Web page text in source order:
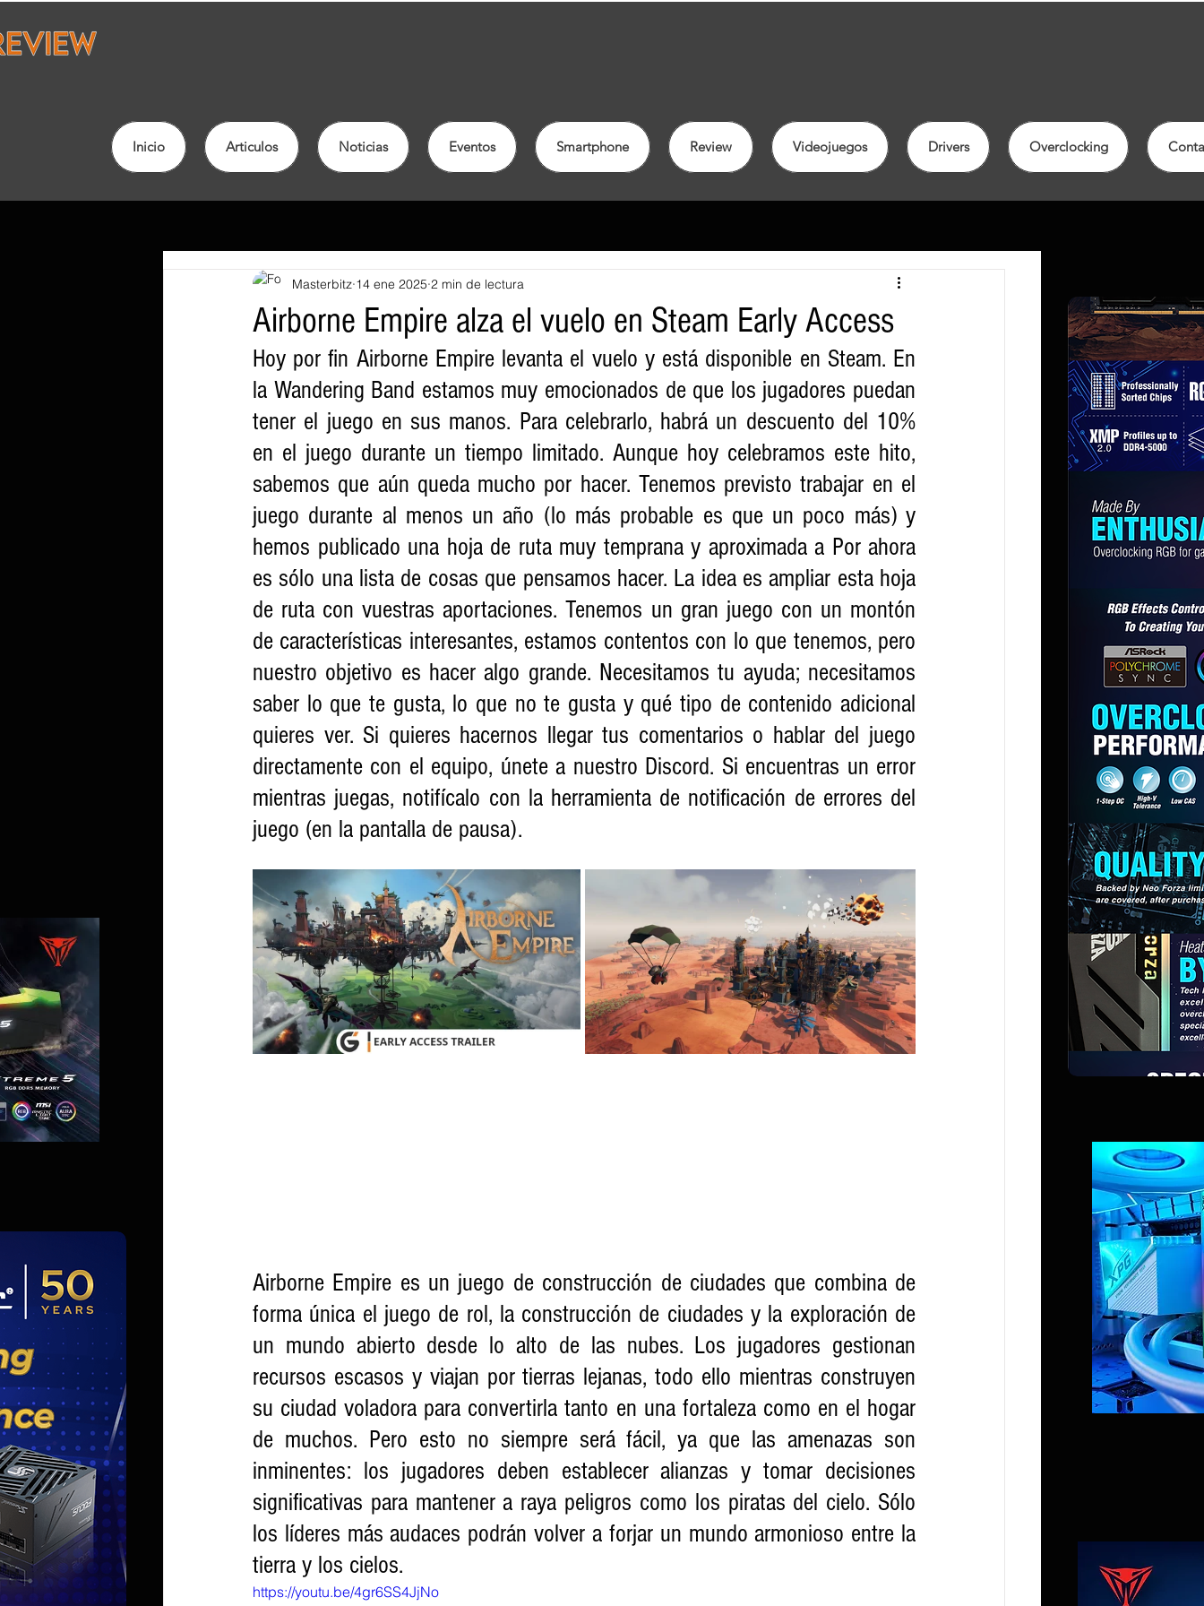
Inicio Articulos Noticias Eventos Smartphone Review Videojuegos Drivers Overclocking
Airborne Empire alza el vuelo en Steam Early Access
Masterbitz 14 ene 2025 2 min de lectura
Hoy por fin Airborne Empire levanta el vuelo y está disponible en Steam. En
la Wandering Band estamos muy emocionados de que los jugadores puedan
tener el juego en sus manos. Para celebrarlo, habrá un descuento del 10%
en el juego durante un tiempo limitado. Aunque hoy celebramos este hito,
sabemos que aún queda mucho por hacer. Tenemos previsto trabajar en el
juego durante al menos un año (lo más probable es que un poco más) y
hemos publicado una hoja de ruta muy temprana y aproximada a Por ahora
es sólo una lista de cosas que pensamos hacer. La idea es ampliar esta hoja
de ruta con vuestras aportaciones. Tenemos un gran juego con un montón
de características interesantes, estamos contentos con lo que tenemos, pero
nuestro objetivo es hacer algo grande. Necesitamos tu ayuda; necesitamos
saber lo que te gusta, lo que no te gusta y qué tipo de contenido adicional
quieres ver. Si quieres hacernos llegar tus comentarios o hablar del juego
directamente con el equipo, únete a nuestro Discord. Si encuentras un error
mientras juegas, notifícalo con la herramienta de notificación de errores del
juego (en la pantalla de pausa).
Airborne Empire es un juego de construcción de ciudades que combina de
forma única el juego de rol, la construcción de ciudades y la exploración de
un mundo abierto desde lo alto de las nubes. Los jugadores gestionan
recursos escasos y viajan por tierras lejanas, todo ello mientras construyen
su ciudad voladora para convertirla tanto en una fortaleza como en el hogar
de muchos. Pero esto no siempre será fácil, ya que las amenazas son
inminentes: los jugadores deben establecer alianzas y tomar decisiones
significativas para mantener a raya peligros como los piratas del cielo. Sólo
los líderes más audaces podrán volver a forjar un mundo armonioso entre la
tierra y los cielos.
https://youtu.be/4gr6SS4JjNo